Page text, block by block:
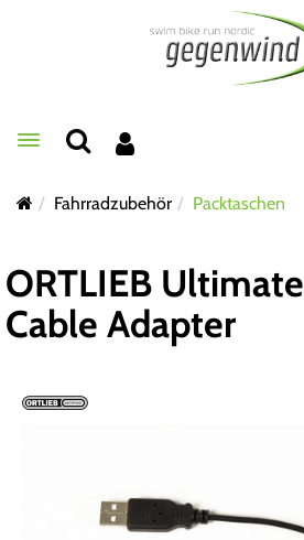
Toggle navigation
Fahrradzubehör Packtaschen
ORTLIEB
Cable Adapter